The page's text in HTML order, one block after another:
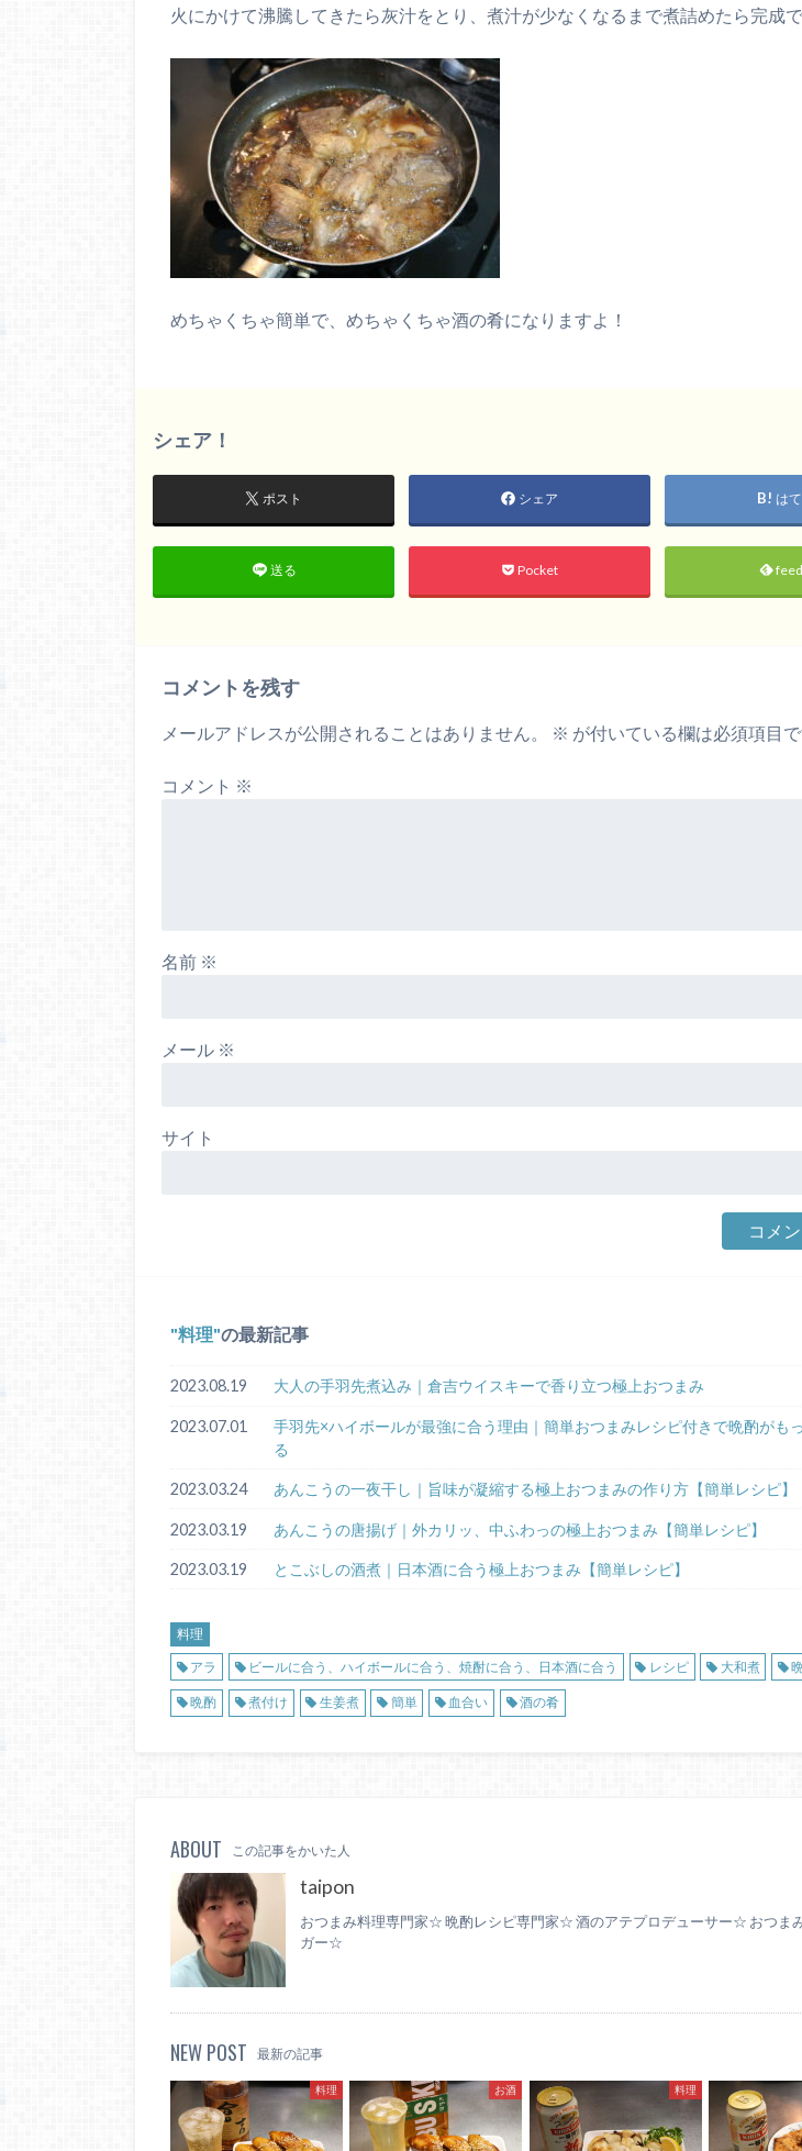
火にかけて沸騰してきたら灰汁をとり、煮汁が少なくなるまで煮詰めたら完成で
めちゃくちゃ簡単で、めちゃくちゃ酒の肴になりますよ！
シェア！
ポスト シェア は
送る Pocket
コメントを残す
メールアドレスが公開されることはありません。 ※ が付いている欄は必須項目
コメント ※
名前 ※
メール ※
サイト
料理 の最新記事
2023.08.19 大人の手羽先煮込み｜倉吉ウイスキーで香り立つ極上おつまみ
2023.07.01
手羽先×ハイボールが最強に合う理由｜簡単おつまみレシピ付きで晩酌がも
る
2023.03.24 あんこうの一夜干し｜旨味が凝縮する極上おつまみの作り方【簡単レシピ】
2023.03.19 あんこうの唐揚げ｜外カリッ、中ふわっの極上おつまみ【簡単レシピ】
2023.03.19 とこぶしの酒煮｜日本酒に合う極上おつまみ【簡単レシピ】
料理
アラ
ビールに合う、ハイボールに合う、焼酎に合う、日本酒に合う レシピ 大和煮
晩酌 煮付け 生姜煮 簡単 血合い 酒の肴
ABOUT この記事をかいた人
taipon
おつまみ料理専門家☆ 晩酌レシピ専門家☆ 酒のアテプロデューサー☆ おつま
ガー☆
NEW POST 最新の記事
料理 お酒 料理